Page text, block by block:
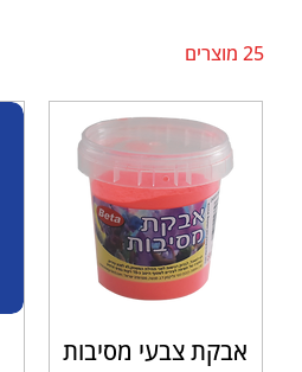
25 מוצרים
אבקת צבעי מסיבות